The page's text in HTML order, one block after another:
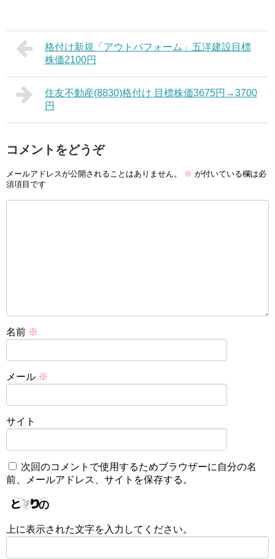
格付け新規「アウトパフォーム」五洋建設目標
株価2100円
住友不動産(8830)格付け 目標株価3675円→3700
円
コメントをどうぞ
メールアドレスが公開されることはありません。 ※ が付いている欄は必
須項目です
名前 ※
メール ※
サイト
次回のコメントで使用するためブラウザーに自分の名
前、メールアドレス、サイトを保存する。
上に表示された文字を入力してください。